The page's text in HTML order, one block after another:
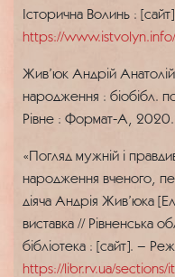
Історична Волинь :
https://
Жив’юк Андрій
народження : біобібл.
Рівне : Формат-А,
«Погляд мужній і
народження вченого,
діяча Андрія Жив’юка
виставка // Рівненська
бібліотека : [сайт]. –
https://libr.rv.ua/sections/